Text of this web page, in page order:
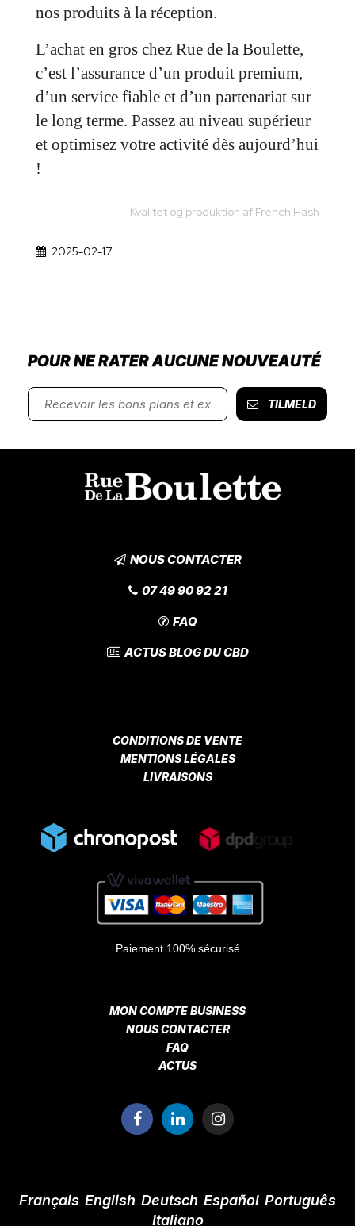
nos produits à la réception.
L’achat en gros chez Rue de la Boulette,
c’est l’assurance d’un produit premium,
d’un service fiable et d’un partenariat sur
le long terme. Passez au niveau supérieur
et optimisez votre activité dès aujourd’hui
!
Kvalitet og produktion af French Hash
2025-02-17
POUR NE RATER AUCUNE NOUVEAUTÉ
TILMELD
NOUS CONTACTER
07 49 90 92 21
FAQ
ACTUS BLOG DU CBD
CONDITIONS DE VENTE
MENTIONS LÉGALES
LIVRAISONS
Paiement 100% sécurisé
MON COMPTE BUSINESS
NOUS CONTACTER
FAQ
ACTUS
Français English Deutsch Español Português
Italiano